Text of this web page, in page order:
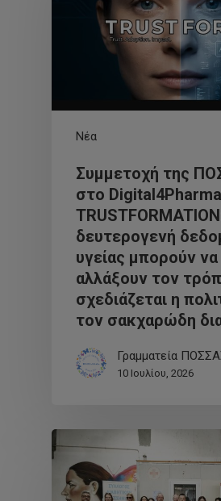
Νέα
Συμμετοχή της
στο
δευτερογενή
υγείας μπορούν να
αλλάξουν τον
σχεδιάζεται η
τον σακχαρώδη
Γραμματεία
10 Ιουλίου, 2026